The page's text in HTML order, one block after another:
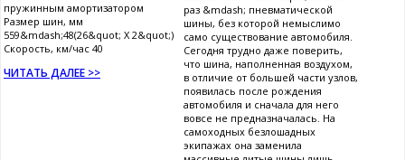
пружинным амортизатором
Размер шин, мм
559&mdash;48(26&quot; Х 2&quot;)
Скорость, км/час 40
ЧИТАТЬ ДАЛЕЕ >>
раз &mdash; пневматической
шины, без которой немыслимо
само существование автомобиля.
Сегодня трудно даже поверить,
что шина, наполненная воздухом,
в отличие от большей части узлов,
появилась после рождения
автомобиля и сначала для него
вовсе не предназначалась. На
самоходных безлошадных
экипажах она заменила